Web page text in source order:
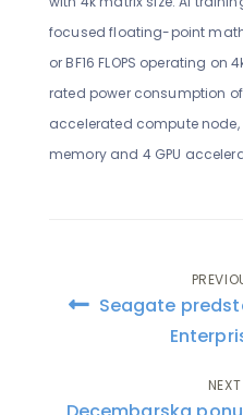
focused floating-point math
or BF16 FLOPS operating
rated power consumption
accelerated compute node,
memory and 4 GPU
Post
navigation
Seagate